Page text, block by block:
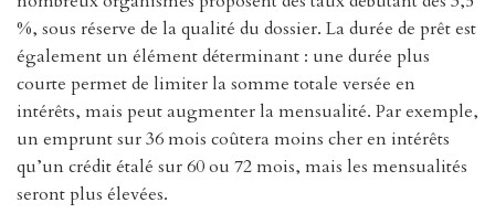
%, sous réserve de la qualité du dossier. La durée de prêt est
également un élément déterminant : une durée plus
courte permet de limiter la somme totale versée en
intérêts, mais peut augmenter la mensualité. Par exemple,
un emprunt sur 36 mois coûtera moins cher en intérêts
qu’un crédit étalé sur 60 ou 72 mois, mais les mensualités
seront plus élevées.